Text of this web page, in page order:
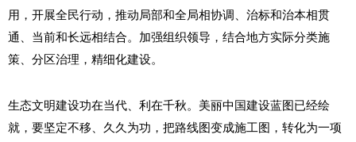
用，开展全民行动，推动局部和全局相协调、治标和治本相贯
通、当前和长远相结合。加强组织领导，结合地方实际分类施
策、分区治理，精细化建设。
生态文明建设功在当代、利在千秋。美丽中国建设蓝图已经绘
就，要坚定不移、久久为功，把路线图变成施工图，转化为一项